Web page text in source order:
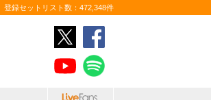
録セットリスト数：472,348件